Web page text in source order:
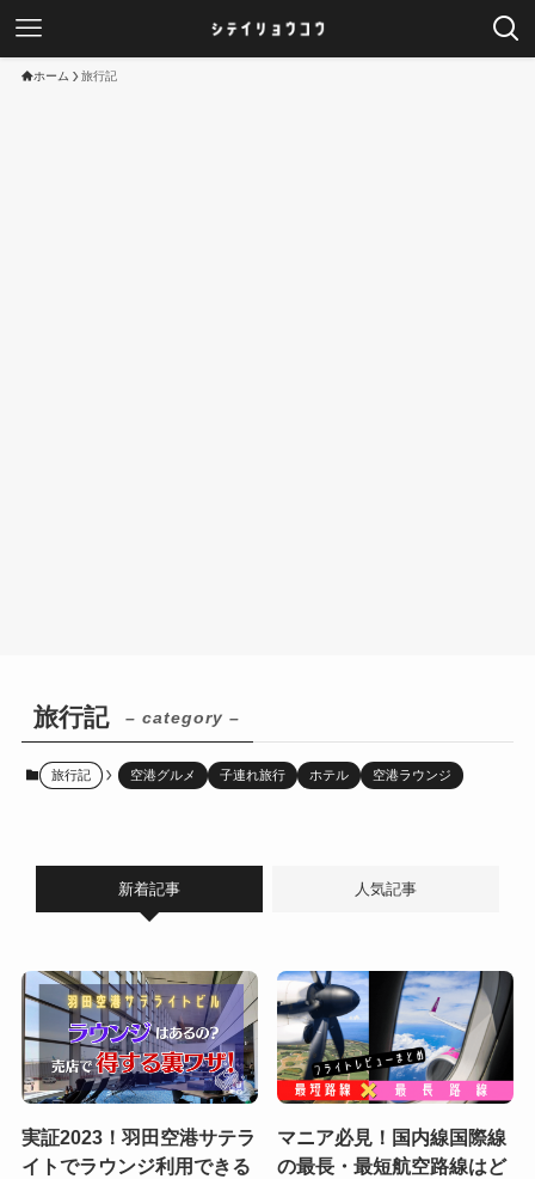
ホーム 旅行記
旅行記 – category –
旅行記 空港グルメ 子連れ旅行 ホテル 空港ラウンジ
新着記事 人気記事
実証2023！羽田空港サテラ
イトでラウンジ利用できる
マニア必見！国内線国際線
の最長・最短航空路線はど